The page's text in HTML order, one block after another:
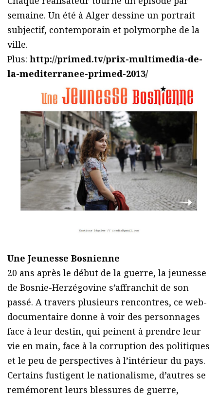
semaine. Un été à Alger dessine un portrait
subjectif, contemporain et polymorphe de la
ville.
Plus: http://primed.tv/prix-multimedia-de-
la-mediterranee-primed-2013/
Une Jeunesse Bosnienne
20 ans après le début de la guerre, la jeunesse
de Bosnie-Herzégovine s’affranchit de son
passé. A travers plusieurs rencontres, ce web-
documentaire donne à voir des personnages
face à leur destin, qui peinent à prendre leur
vie en main, face à la corruption des politiques
et le peu de perspectives à l’intérieur du pays.
Certains fustigent le nationalisme, d’autres se
remémorent leurs blessures de guerre,